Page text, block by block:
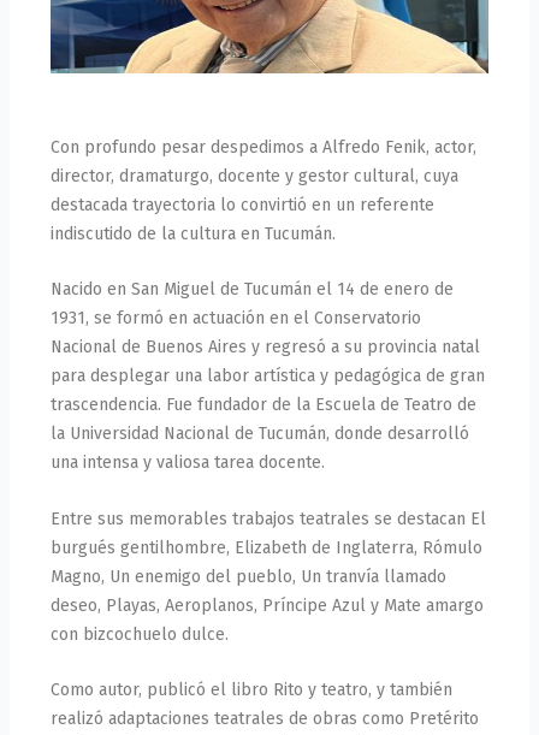
Con profundo pesar despedimos a Alfredo Fenik, actor,
director, dramaturgo, docente y gestor cultural, cuya
destacada trayectoria lo convirtió en un referente
indiscutido de la cultura en Tucumán.
Nacido en San Miguel de Tucumán el 14 de enero de
1931, se formó en actuación en el Conservatorio
Nacional de Buenos Aires y regresó a su provincia natal
para desplegar una labor artística y pedagógica de gran
trascendencia. Fue fundador de la Escuela de Teatro de
la Universidad Nacional de Tucumán, donde desarrolló
una intensa y valiosa tarea docente.
Entre sus memorables trabajos teatrales se destacan El
burgués gentilhombre, Elizabeth de Inglaterra, Rómulo
Magno, Un enemigo del pueblo, Un tranvía llamado
deseo, Playas, Aeroplanos, Príncipe Azul y Mate amargo
con bizcochuelo dulce.
Como autor, publicó el libro Rito y teatro, y también
realizó adaptaciones teatrales de obras como Pretérito